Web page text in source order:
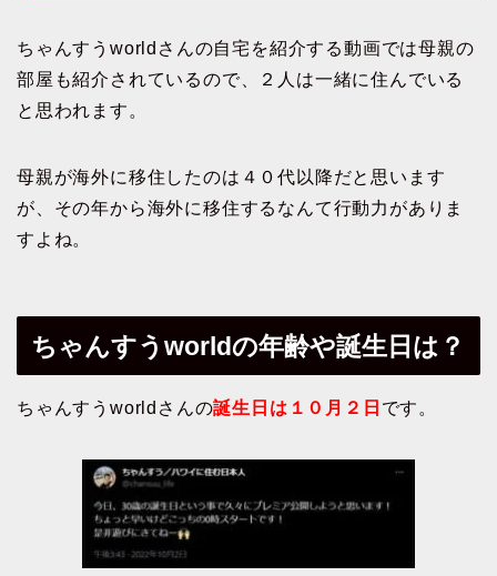
ちゃんすうworldさんの自宅を紹介する動画では母親の
部屋も紹介されているので、２人は一緒に住んでいる
と思われます。
母親が海外に移住したのは４０代以降だと思います
が、その年から海外に移住するなんて行動力がありま
すよね。
ちゃんすうworldの年齢や誕生日は？
ちゃんすうworldさんの誕生日は１０月２日 です。